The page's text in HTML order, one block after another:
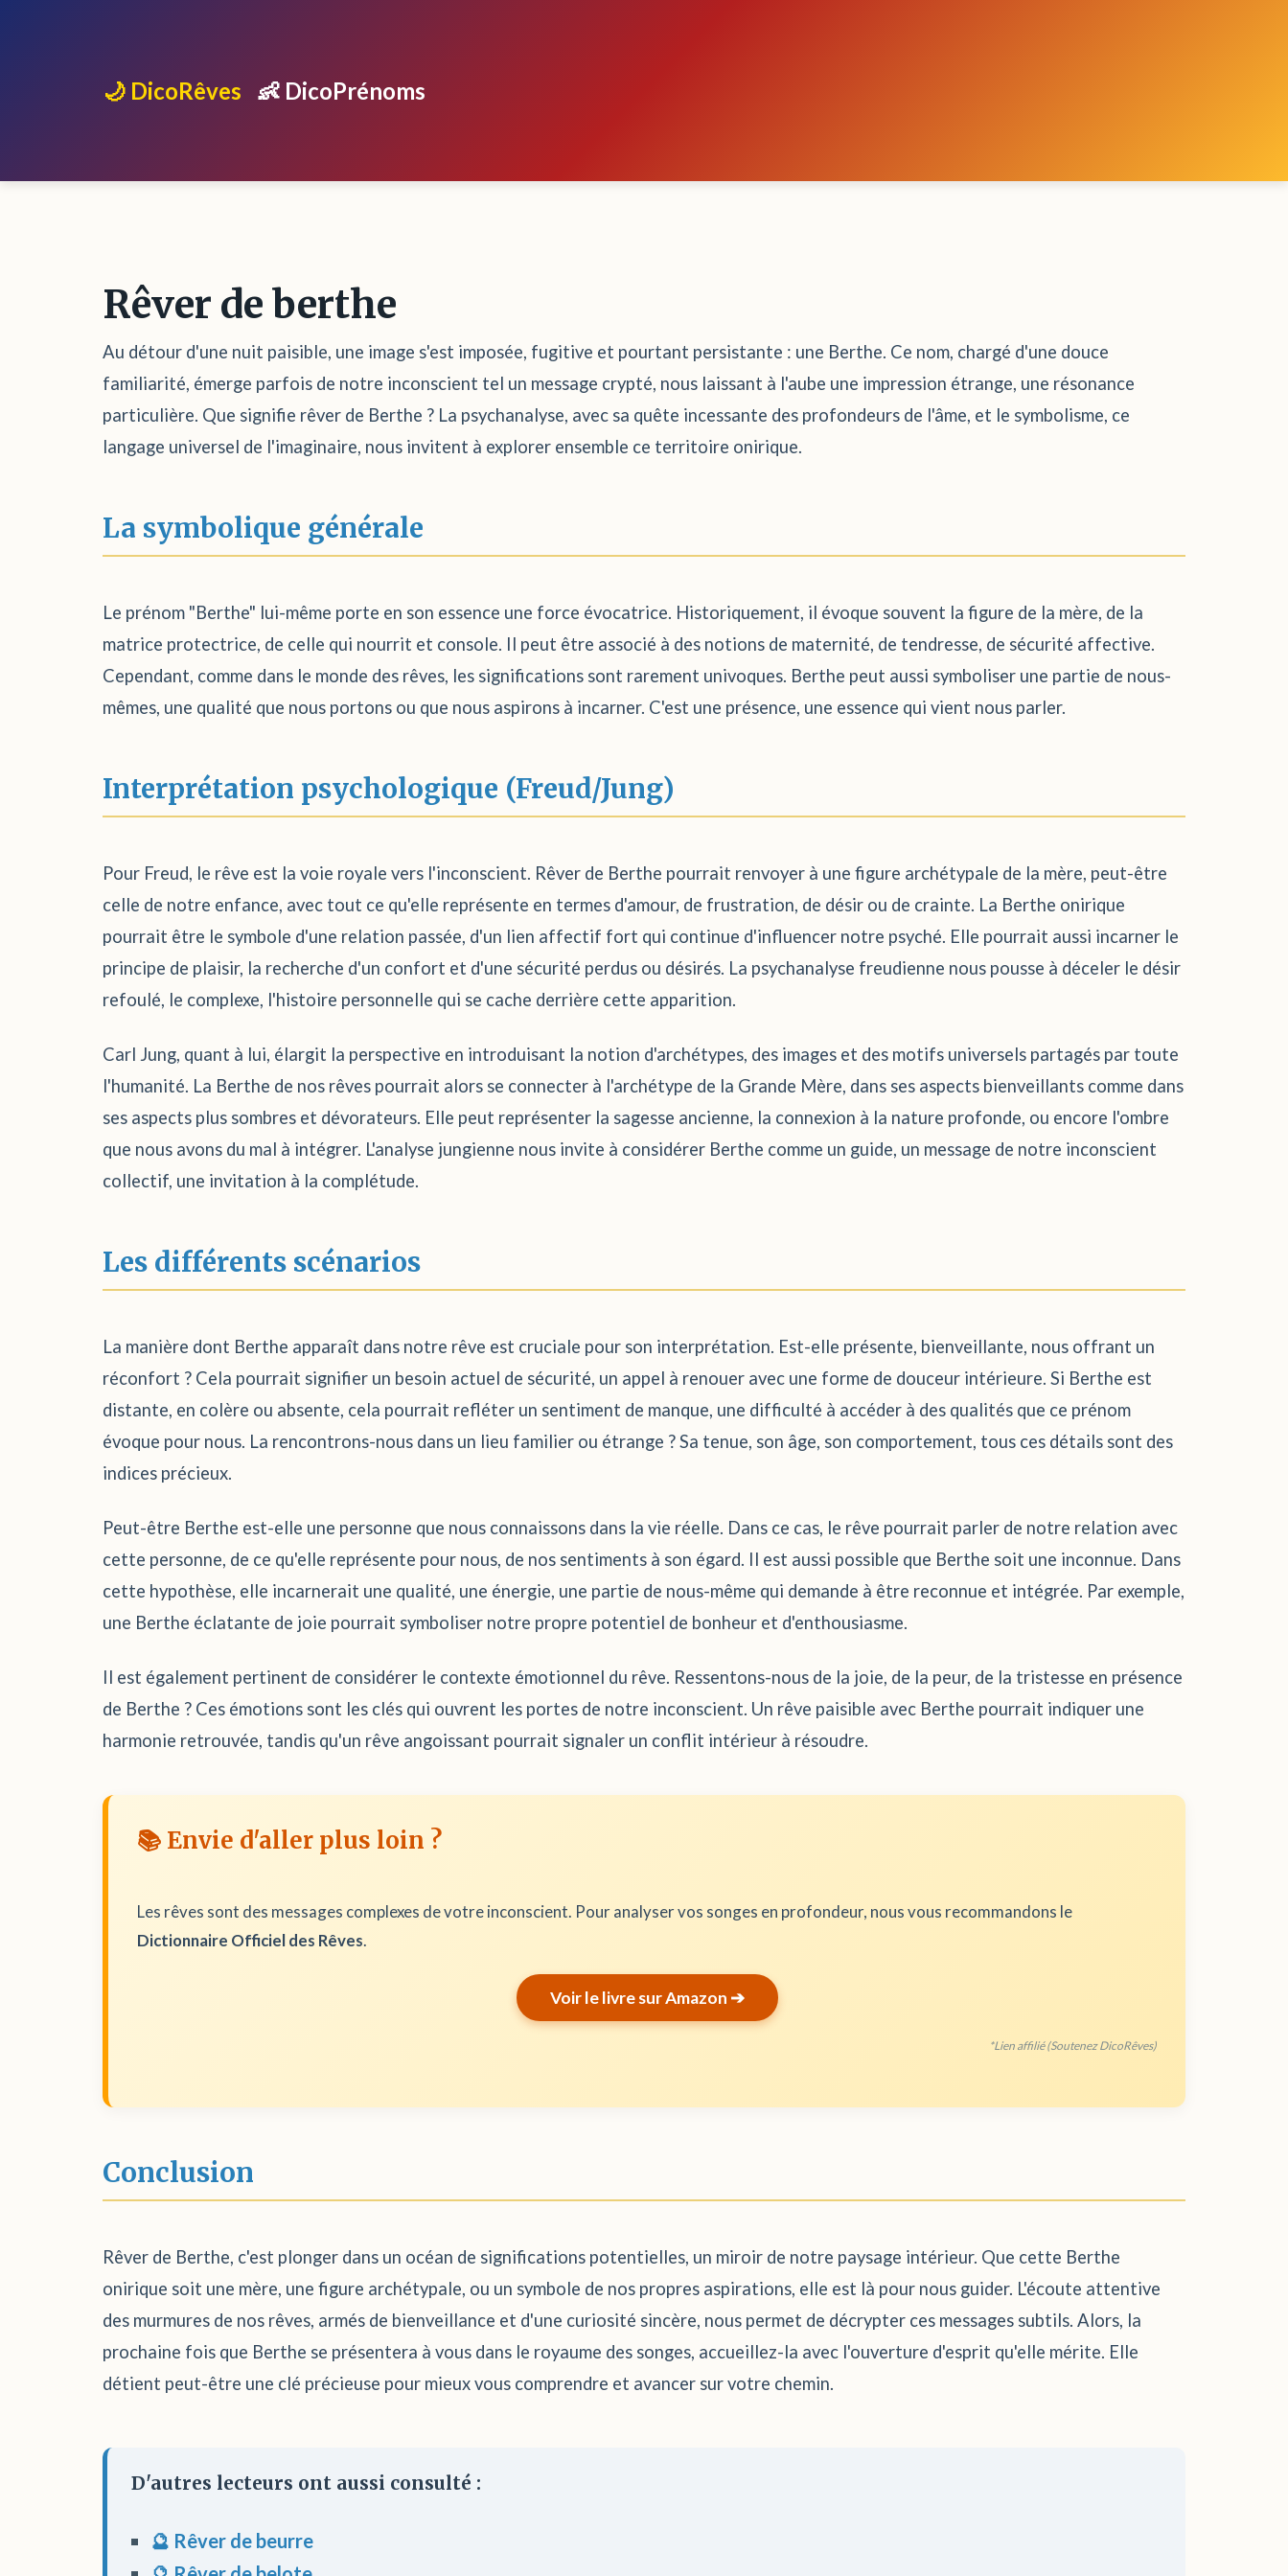
🌙 DicoRêves 👶 DicoPrénoms
Rêver de berthe
Au détour d'une nuit paisible, une image s'est imposée, fugitive et pourtant persistante : une Berthe. Ce nom, chargé d'une douce
familiarité, émerge parfois de notre inconscient tel un message crypté, nous laissant à l'aube une impression étrange, une résonance
particulière. Que signifie rêver de Berthe ? La psychanalyse, avec sa quête incessante des profondeurs de l'âme, et le symbolisme, ce
langage universel de l'imaginaire, nous invitent à explorer ensemble ce territoire onirique.
La symbolique générale
Le prénom "Berthe" lui-même porte en son essence une force évocatrice. Historiquement, il évoque souvent la figure de la mère, de la
matrice protectrice, de celle qui nourrit et console. Il peut être associé à des notions de maternité, de tendresse, de sécurité affective.
Cependant, comme dans le monde des rêves, les significations sont rarement univoques. Berthe peut aussi symboliser une partie de nous-
mêmes, une qualité que nous portons ou que nous aspirons à incarner. C'est une présence, une essence qui vient nous parler.
Interprétation psychologique (Freud/Jung)
Pour Freud, le rêve est la voie royale vers l'inconscient. Rêver de Berthe pourrait renvoyer à une figure archétypale de la mère, peut-être
celle de notre enfance, avec tout ce qu'elle représente en termes d'amour, de frustration, de désir ou de crainte. La Berthe onirique
pourrait être le symbole d'une relation passée, d'un lien affectif fort qui continue d'influencer notre psyché. Elle pourrait aussi incarner le
principe de plaisir, la recherche d'un confort et d'une sécurité perdus ou désirés. La psychanalyse freudienne nous pousse à déceler le désir
refoulé, le complexe, l'histoire personnelle qui se cache derrière cette apparition.
Carl Jung, quant à lui, élargit la perspective en introduisant la notion d'archétypes, des images et des motifs universels partagés par toute
l'humanité. La Berthe de nos rêves pourrait alors se connecter à l'archétype de la Grande Mère, dans ses aspects bienveillants comme dans
ses aspects plus sombres et dévorateurs. Elle peut représenter la sagesse ancienne, la connexion à la nature profonde, ou encore l'ombre
que nous avons du mal à intégrer. L'analyse jungienne nous invite à considérer Berthe comme un guide, un message de notre inconscient
collectif, une invitation à la complétude.
Les différents scénarios
La manière dont Berthe apparaît dans notre rêve est cruciale pour son interprétation. Est-elle présente, bienveillante, nous offrant un
réconfort ? Cela pourrait signifier un besoin actuel de sécurité, un appel à renouer avec une forme de douceur intérieure. Si Berthe est
distante, en colère ou absente, cela pourrait refléter un sentiment de manque, une difficulté à accéder à des qualités que ce prénom
évoque pour nous. La rencontrons-nous dans un lieu familier ou étrange ? Sa tenue, son âge, son comportement, tous ces détails sont des
indices précieux.
Peut-être Berthe est-elle une personne que nous connaissons dans la vie réelle. Dans ce cas, le rêve pourrait parler de notre relation avec
cette personne, de ce qu'elle représente pour nous, de nos sentiments à son égard. Il est aussi possible que Berthe soit une inconnue. Dans
cette hypothèse, elle incarnerait une qualité, une énergie, une partie de nous-même qui demande à être reconnue et intégrée. Par exemple,
une Berthe éclatante de joie pourrait symboliser notre propre potentiel de bonheur et d'enthousiasme.
Il est également pertinent de considérer le contexte émotionnel du rêve. Ressentons-nous de la joie, de la peur, de la tristesse en présence
de Berthe ? Ces émotions sont les clés qui ouvrent les portes de notre inconscient. Un rêve paisible avec Berthe pourrait indiquer une
harmonie retrouvée, tandis qu'un rêve angoissant pourrait signaler un conflit intérieur à résoudre.
📚 Envie d'aller plus loin ?
Les rêves sont des messages complexes de votre inconscient. Pour analyser vos songes en profondeur, nous vous recommandons le
Dictionnaire Officiel des Rêves.
Voir le livre sur Amazon ➔
*Lien affilié (Soutenez DicoRêves)
Conclusion
Rêver de Berthe, c'est plonger dans un océan de significations potentielles, un miroir de notre paysage intérieur. Que cette Berthe
onirique soit une mère, une figure archétypale, ou un symbole de nos propres aspirations, elle est là pour nous guider. L'écoute attentive
des murmures de nos rêves, armés de bienveillance et d'une curiosité sincère, nous permet de décrypter ces messages subtils. Alors, la
prochaine fois que Berthe se présentera à vous dans le royaume des songes, accueillez-la avec l'ouverture d'esprit qu'elle mérite. Elle
détient peut-être une clé précieuse pour mieux vous comprendre et avancer sur votre chemin.
D'autres lecteurs ont aussi consulté :
🔮 Rêver de beurre